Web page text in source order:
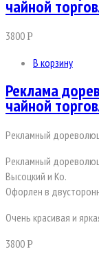
чайной
3800Р
В корзину
Реклама
чайной
Рекламный
Рекламный
Высоцкий и Ко.
Офорлен в
Очень красивая и
3800Р